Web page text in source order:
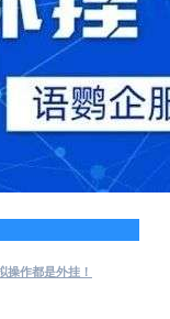
操作都是外挂！